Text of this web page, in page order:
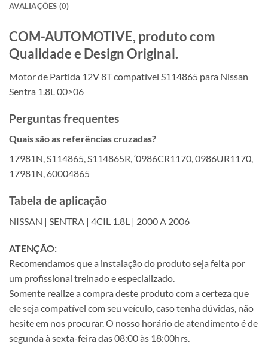
AVALIAÇÕES (0)
COM-AUTOMOTIVE, produto com
Qualidade e Design Original.
Motor de Partida 12V 8T compatível S114865 para Nissan
Sentra 1.8L 00>06
Perguntas frequentes
Quais são as referências cruzadas?
17981N, S114865, S114865R, ‘0986CR1170, 0986UR1170,
17981N, 60004865
Tabela de aplicação
NISSAN | SENTRA | 4CIL 1.8L | 2000 A 2006
ATENÇÃO:
Recomendamos que a instalação do produto seja feita por
um profissional treinado e especializado.
Somente realize a compra deste produto com a certeza que
ele seja compatível com seu veículo, caso tenha dúvidas, não
hesite em nos procurar. O nosso horário de atendimento é de
segunda à sexta-feira das 08:00 às 18:00hrs.